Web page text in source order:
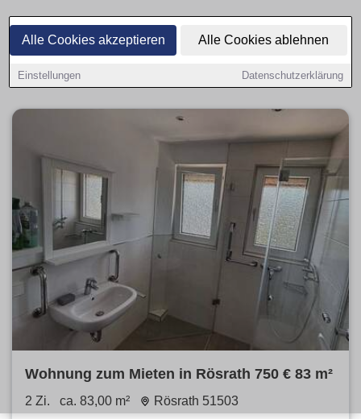
Alle Cookies akzeptieren Alle Cookies ablehnen
Einstellungen Datenschutzerklärung
Finde Mietwohnungen in Rösrath gezielt nach Stadtteil und
ruhiger Lage. Wir zeigen aktuelle Preisspannen (Kaltmiete),
Hinweise zu Nebenkosten und filtern provisionsfrei, Balkon,
Parkplatz oder Haustiere erlaubt.
Wohnung zum Mieten in Rösrath 750 € 83 m²
2 Zi. ca. 83,00 m² Rösrath 51503